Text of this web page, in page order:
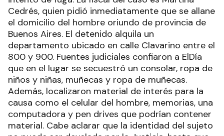
Cedrés, quien pidió inmediatamente que se allane
el domicilio del hombre oriundo de provincia de
Buenos Aires. El detenido alquila un
departamento ubicado en calle Clavarino entre el
800 y 900. Fuentes judiciales confiaron a ElDía
que en el lugar se secuestró un consolar, ropa de
niños y niñas, muñecas y ropa de muñecas.
Además, localizaron material de interés para la
causa como el celular del hombre, memorias, una
computadora y pen drives que podrían contener
material. Cabe aclarar que la identidad del sujeto